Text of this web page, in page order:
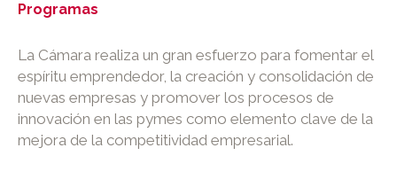
Programas
La Cámara realiza un gran esfuerzo para fomentar el
espíritu emprendedor, la creación y consolidación de
nuevas empresas y promover los procesos de
innovación en las pymes como elemento clave de la
mejora de la competitividad empresarial.